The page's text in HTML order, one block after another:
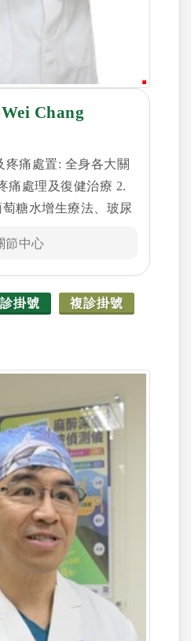
Chang
疼痛處置: 全身各大關
痛處理及復健治療 2.
糖水增生療法、玻尿
神經疾病復健: 腦中風
脊髓損傷復健 4.常見
肌筋膜疼痛症、退化
頸部疼痛、坐骨神經
節中心
掛號 複診掛號